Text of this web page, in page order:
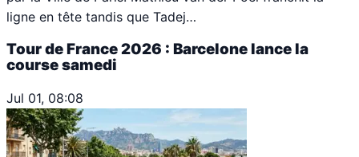
ligne en tête tandis que Tadej…
Tour de France 2026 : Barcelone lance la
course samedi
Jul 01, 08:08